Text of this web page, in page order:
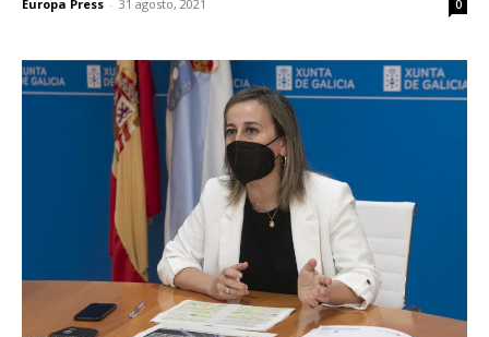
Europa Press - 31 agosto, 2021 0